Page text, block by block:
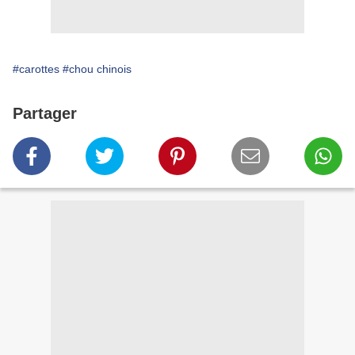
#carottes #chou chinois
Partager